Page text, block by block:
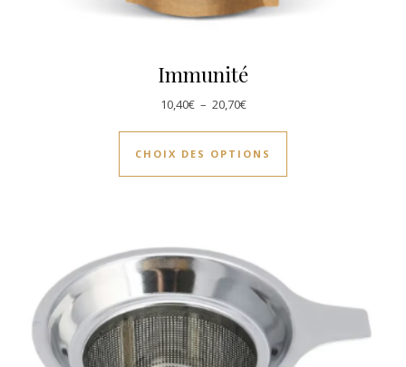
Immunité
10,40€ – 20,70€Plage de prix : 10,40€ à 20,70€
CHOIX DES OPTIONS
Ce produit a